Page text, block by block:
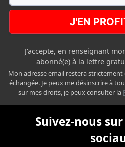
J'EN
J'accepte, en renseignant
abonné(e) à la lettre
Mon adresse email restera
échangée. Je peux me désinscrire à
sur mes droits, je peux consulter la
Suivez-nous